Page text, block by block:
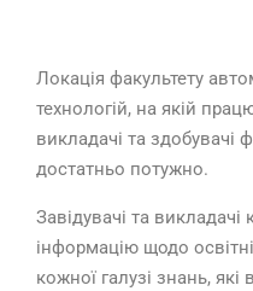
Локація факультету
технологій, на якій
викладачі та здобувачі
достатньо потужно.
Завідувачі та
інформацію щодо
кожної галузі знань,